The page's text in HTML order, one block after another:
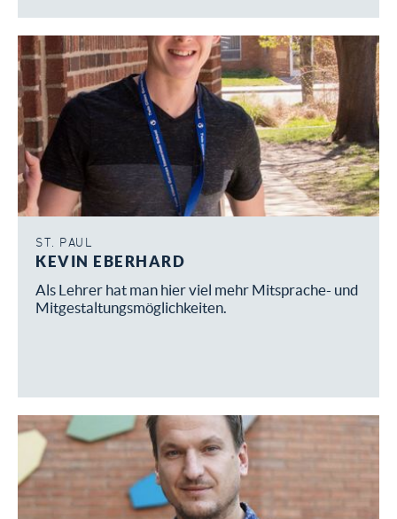
ST. PAUL
KEVIN EBERHARD
Als Lehrer hat man hier viel mehr Mitsprache- und
Mitgestaltungsmöglichkeiten.